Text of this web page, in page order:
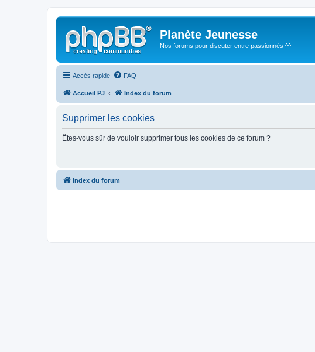
Planète Jeunesse
Nos forums pour discuter entre passionnés ^^
Accès rapide FAQ
Accueil PJ Index du forum
Supprimer les cookies
Êtes-vous sûr de vouloir supprimer tous les cookies de ce forum ?
Index du forum